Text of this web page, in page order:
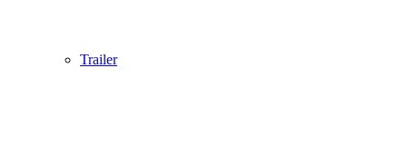
Trailer